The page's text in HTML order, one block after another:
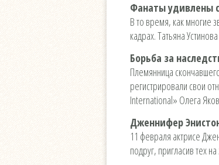
Фанаты удивлены
В то время, как многие
кадрах. Татьяна
Борьба за
Племянница
регистрировали свои
International» Олега
Дженнифер
11 февраля актрисе
подруг, пригласив тех